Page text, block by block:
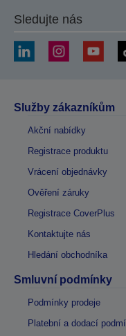
Sledujte nás
Služby zákazníkům
Akční nabídky
Registrace produktu
Vrácení objednávky
Ověření záruky
Registrace CoverPlus
Kontaktujte nás
Hledání obchodníka
Smluvní podmínky
Podmínky prodeje
Platební a dodací